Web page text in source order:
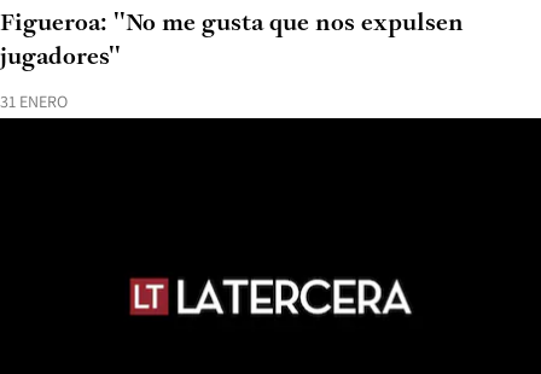
31 ENERO
Figueroa: ''No me gusta que nos expulsen
jugadores''